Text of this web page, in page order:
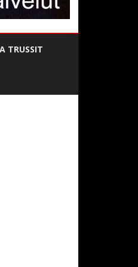
TRUSSIT